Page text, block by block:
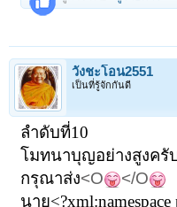
วังชะโอน2551
เป็นที่รู้จักกันดี
ลำดับที่10
โมทนาบุญอย่างสูงครั
กรุณาส่ง<O
</O
นาย